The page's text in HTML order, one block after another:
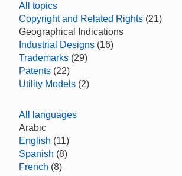
All topics
Copyright and Related Rights (21)
Geographical Indications
Industrial Designs (16)
Trademarks (29)
Patents (22)
Utility Models (2)
All languages
Arabic
English (11)
Spanish (8)
French (8)